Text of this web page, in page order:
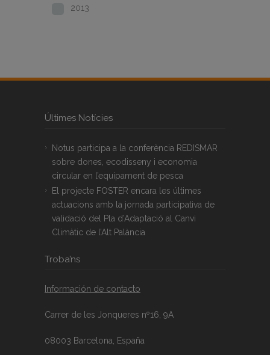
2013
Últimes Notícies
Notus participa a la conferència REDISMAR
sobre dones, ecodisseny i economia
circular en l’equipament de pesca
El projecte FOSTER encara les últimes
actuacions amb la jornada participativa de
validació del Pla d’Adaptació al Canvi
Climàtic de l’Alt Palància
Troba’ns
Información de contacto
Carrer de les Jonqueres nº16, 9A
08003 Barcelona, España